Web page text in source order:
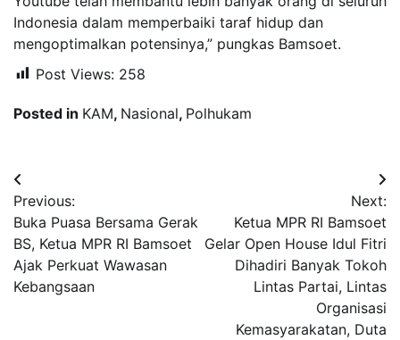
Indonesia dalam memperbaiki taraf hidup dan
mengoptimalkan potensinya,” pungkas Bamsoet.
Post Views: 258
Posted in KAM, Nasional, Polhukam
Navigasi
pos
Previous:
Buka Puasa Bersama Gerak
BS, Ketua MPR RI Bamsoet
Ajak Perkuat Wawasan
Kebangsaan
Next:
Ketua MPR RI Bamsoet
Gelar Open House Idul Fitri
Dihadiri Banyak Tokoh
Lintas Partai, Lintas
Organisasi
Kemasyarakatan, Duta